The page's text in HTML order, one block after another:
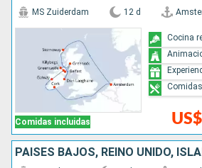
Comidas incluidas
MS Zuiderdam 12 d
Cocina
PAISES BAJOS, REINO UNIDO,